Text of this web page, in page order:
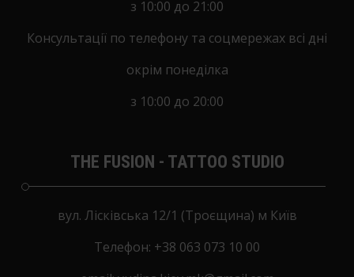
з 10:00 до 21:00
Консультації по телефону та соцмережах всі дні
окрім понеділка
з 10:00 до 20:00
THE FUSION - TATTOO STUDIO
вул. Лісківська 12/1 (Троєщина) м Київ
Tелефон: +38 063 073 10 00